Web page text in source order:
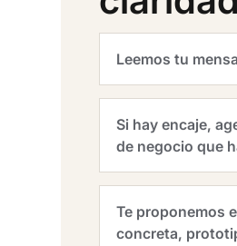
Leemos tu
Si hay encaje,
de negocio que
Te proponemos
concreta,